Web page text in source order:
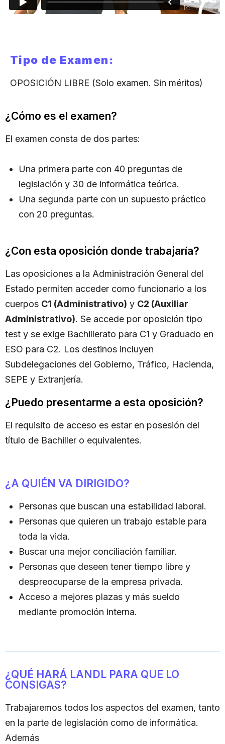
Tipo de Examen:
OPOSICIÓN LIBRE (Solo examen. Sin méritos)
¿Cómo es el examen?
El examen consta de dos partes:
Una primera parte con 40 preguntas de
legislación y 30 de informática teórica.
Una segunda parte con un supuesto práctico
con 20 preguntas.
¿Con esta oposición donde trabajaría?
Las oposiciones a la Administración General del
Estado permiten acceder como funcionario a los
cuerpos C1 (Administrativo) y C2 (Auxiliar
Administrativo). Se accede por oposición tipo
test y se exige Bachillerato para C1 y Graduado en
ESO para C2. Los destinos incluyen
Subdelegaciones del Gobierno, Tráfico, Hacienda,
SEPE y Extranjería.
¿Puedo presentarme a esta oposición?
El requisito de acceso es estar en posesión del
título de Bachiller o equivalentes.
¿A QUIÉN VA DIRIGIDO?
Personas que buscan una estabilidad laboral.
Personas que quieren un trabajo estable para
toda la vida.
Buscar una mejor conciliación familiar.
Personas que deseen tener tiempo libre y
despreocuparse de la empresa privada.
Acceso a mejores plazas y más sueldo
mediante promoción interna.
¿QUÉ HARÁ LANDL PARA QUE LO
CONSIGAS?
Trabajaremos todos los aspectos del examen, tanto
en la parte de legislación como de informática.
Además